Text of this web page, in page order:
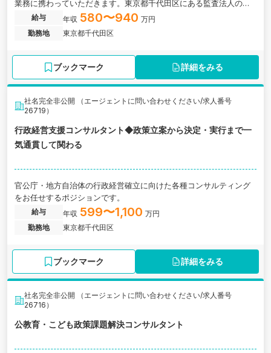
業務に携わっていただきます。東京都千代田区にある監査法人の求
人です。
給与 年収 580〜940 万円
勤務地
東京都千代田区
ブックマーク 詳細をみる
社名完全非公開 （エージェントに問い合わせください/求人番号
26719）
行政経営支援コンサルタント◆政策立案から決定・実行まで一
気通貫して関わる
官公庁・地方自治体の行政経営確立に向けた各種コンサルティング
をお任せするポジションです。
給与 年収 599〜1,100 万円
勤務地
東京都千代田区
ブックマーク 詳細をみる
社名完全非公開 （エージェントに問い合わせください/求人番号
26716）
公教育・こども政策課題解決コンサルタント